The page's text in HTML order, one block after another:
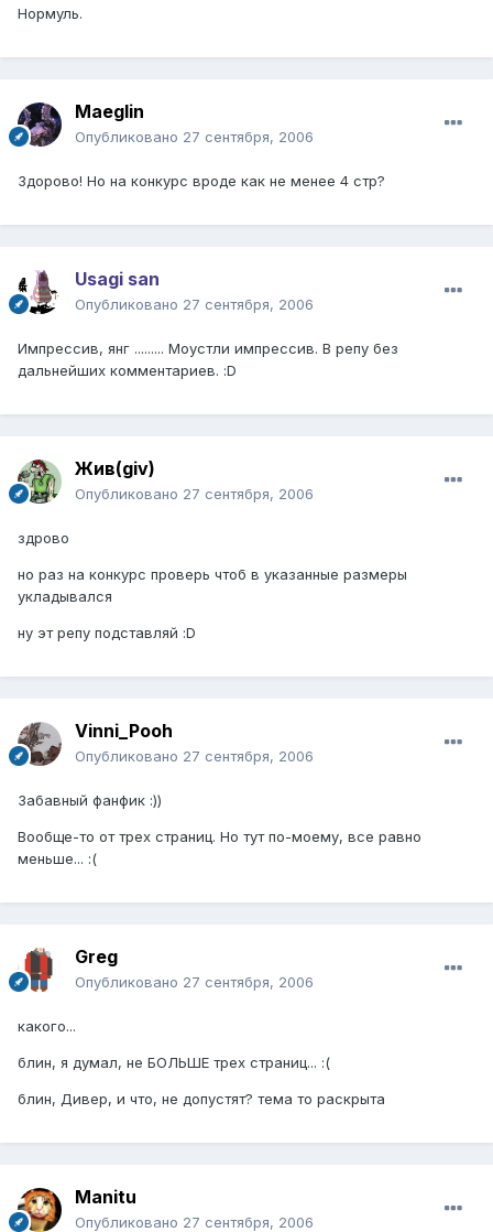
Нормуль.
Maeglin
Опубликовано 27 сентября, 2006
Здорово! Но на конкурс вроде как не менее 4 стр?
Usagi san
Опубликовано 27 сентября, 2006
Импрессив, янг ......... Моустли импрессив. В репу без
дальнейших комментариев. :D
Жив(giv)
Опубликовано 27 сентября, 2006
здрово
но раз на конкурс проверь чтоб в указанные размеры
укладывался
ну эт репу подставляй :D
Vinni_Pooh
Опубликовано 27 сентября, 2006
Забавный фанфик :))
Вообще-то от трех страниц. Но тут по-моему, все равно
меньше... :(
Greg
Опубликовано 27 сентября, 2006
какого...
блин, я думал, не БОЛЬШЕ трех страниц... :(
блин, Дивер, и что, не допустят? тема то раскрыта
Manitu
Опубликовано 27 сентября, 2006